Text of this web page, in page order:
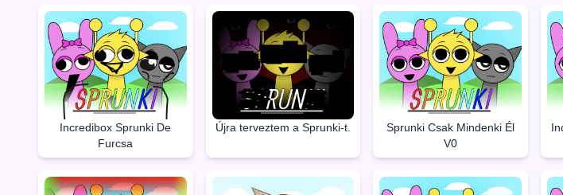
Incredibox Sprunki De
Furcsa
Újra terveztem a Sprunki-t.
Sprunki Csak Mindenki Él
V0